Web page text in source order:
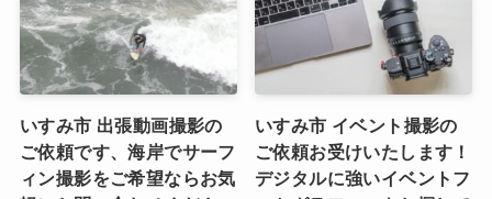
いすみ市 出張動画撮影の
ご依頼です、海岸でサーフ
ィン撮影をご希望ならお気
いすみ市 イベント撮影の
ご依頼お受けいたします！
デジタルに強いイベントフ